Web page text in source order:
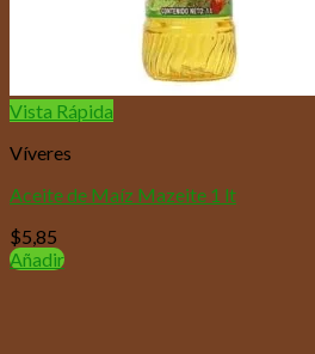
Vista Rápida
Víveres
Aceite de Maíz Mazeite 1 lt
$5,85
Añadir